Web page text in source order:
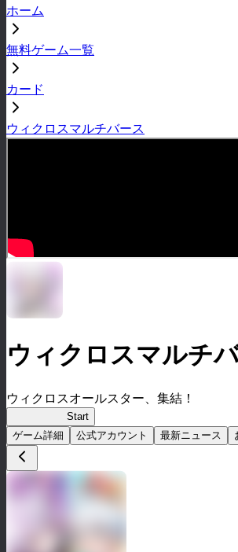
ホーム
無料ゲーム一覧
カード
ウィクロスマルチバース
ウィクロスマルチ
ウィクロスオールスター、集結！
Start
ゲーム詳細
公式アカウント 最新ニュース